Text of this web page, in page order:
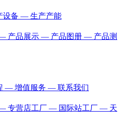
备 — 生产产能
产品展示 — 产品图册 — 产品测
— 增值服务 — 联系我们
专营店工厂 — 国际站工厂 — 天